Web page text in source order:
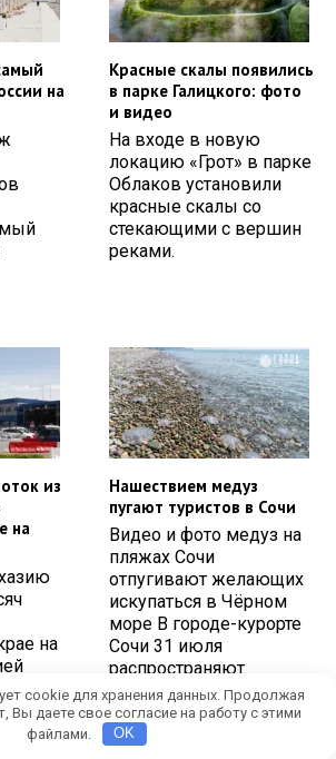
на
Красные скалы появились
в парке Галицкого: фото
и видео
На входе в новую
локацию «Грот» в парке
Облаков установили
красные скалы со
стекающими с вершин
реками.
из
на
на
Нашествием медуз
пугают туристов в Сочи
Видео и фото медуз на
пляжах Сочи
отпугивают желающих
искупаться в Чёрном
море В городе-курорте
Сочи 31 июля
распространяют
cookie для хранения данных. Продолжая
Вы даете свое согласие на работу с этими
файлами.
OK